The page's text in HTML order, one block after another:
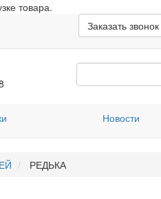
товара.
Заказать звонок
Новости
РЕДЬКА